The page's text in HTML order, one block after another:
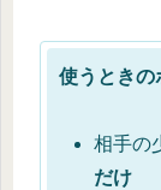
使うときの
相手の
だけ